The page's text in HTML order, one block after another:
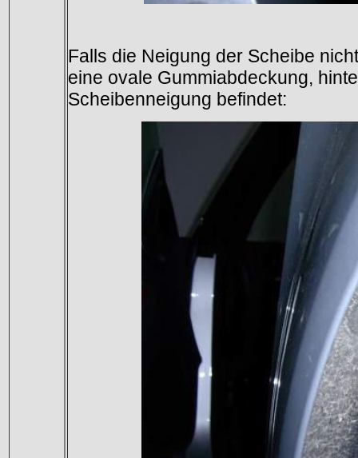
Falls die Neigung der Scheibe
eine ovale Gummiabdeckung,
Scheibenneigung befindet: